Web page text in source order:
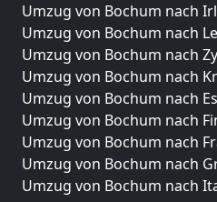
Umzug von Bochum nach
Umzug von Bochum nach
Umzug von Bochum nach
Umzug von Bochum nach
Umzug von Bochum nach
Umzug von Bochum nach
Umzug von Bochum nach
Umzug von Bochum nach
Umzug von Bochum nach